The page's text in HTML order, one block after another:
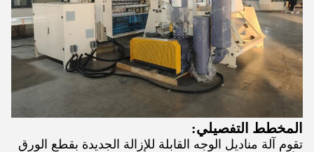
المخطط التفصيلي:
تقوم آلة مناديل الوجه القابلة للإزالة الجديدة بقطع الورق